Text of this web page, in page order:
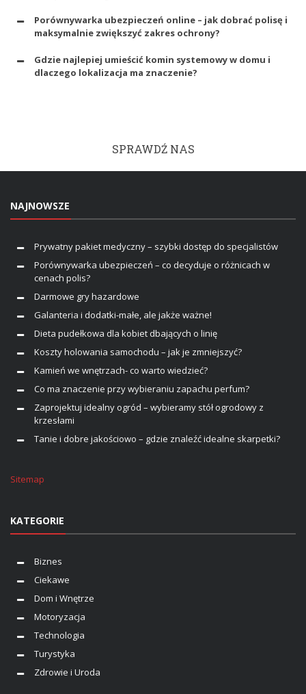
Porównywarka ubezpieczeń online – jak dobrać polisę i
maksymalnie zwiększyć zakres ochrony?
Gdzie najlepiej umieścić komin systemowy w domu i
dlaczego lokalizacja ma znaczenie?
SPRAWDŹ NAS
NAJNOWSZE
Prywatny pakiet medyczny – szybki dostęp do specjalistów
Porównywarka ubezpieczeń – co decyduje o różnicach w
cenach polis?
Darmowe gry hazardowe
Galanteria i dodatki-małe, ale jakże ważne!
Dieta pudełkowa dla kobiet dbających o linię
Koszty holowania samochodu – jak je zmniejszyć?
Kamień we wnętrzach- co warto wiedzieć?
Co ma znaczenie przy wybieraniu zapachu perfum?
Zaprojektuj idealny ogród – wybieramy stół ogrodowy z
krzesłami
Tanie i dobre jakościowo – gdzie znaleźć idealne skarpetki?
Sitemap
KATEGORIE
Biznes
Ciekawe
Dom i Wnętrze
Motoryzacja
Technologia
Turystyka
Zdrowie i Uroda